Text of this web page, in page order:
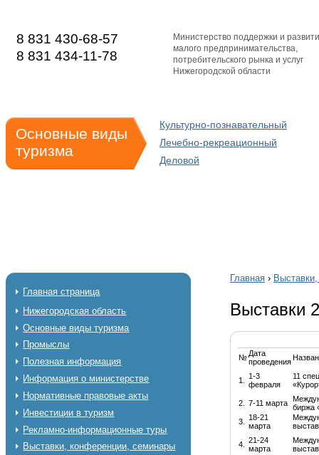
8 831 430-68-57
8 831 434-11-78
Министерство поддержки и
малого предпринимательства,
потребительского рынка и услуг
Нижегородской области
Основные виды
туризма
Культурно-познавательный
Лечебно-рекреационный
Деловой
Главная страница
Нижегородская область
Основные виды туризма
Промыслы
Полезная информация
Информация о министерстве
Нормативные правовые акты
Инвестиции в туризм
Рекламно-информационные туры
Выставки, конференции, семинары
Главная ›
Выставки
№ Дата
проведения
1.
1-3
февраля
11
2. 7-11 марта биржа
3.
18-21
марта
4.
21-24
марта